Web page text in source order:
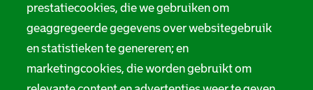
prestatiecookies, die we gebruiken om
geaggregeerde gegevens over websitegebruik
en statistieken te genereren; en
marketingcookies, die worden gebruikt om